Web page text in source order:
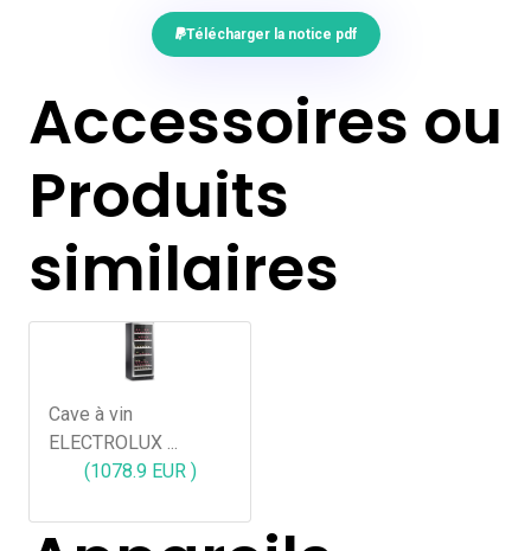
Télécharger la notice pdf
Accessoires ou
Produits
similaires
Cave à vin
ELECTROLUX ...
(1078.9 EUR )